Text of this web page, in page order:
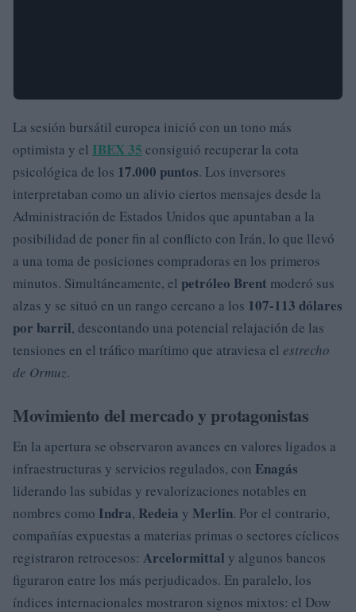
La sesión bursátil europea inició con un tono más
optimista y el IBEX 35 consiguió recuperar la cota
psicológica de los 17.000 puntos. Los inversores
interpretaban como un alivio ciertos mensajes desde la
Administración de Estados Unidos que apuntaban a la
posibilidad de poner fin al conflicto con Irán, lo que llevó
a una toma de posiciones compradoras en los primeros
minutos. Simultáneamente, el petróleo Brent moderó sus
alzas y se situó en un rango cercano a los 107-113 dólares
por barril, descontando una potencial relajación de las
tensiones en el tráfico marítimo que atraviesa el estrecho
de Ormuz.
Movimiento del mercado y protagonistas
En la apertura se observaron avances en valores ligados a
infraestructuras y servicios regulados, con Enagás
liderando las subidas y revalorizaciones notables en
nombres como Indra, Redeia y Merlin. Por el contrario,
compañías expuestas a materias primas o sectores cíclicos
registraron retrocesos: Arcelormittal y algunos bancos
figuraron entre los más perjudicados. En paralelo, los
índices internacionales mostraron signos mixtos: el Dow